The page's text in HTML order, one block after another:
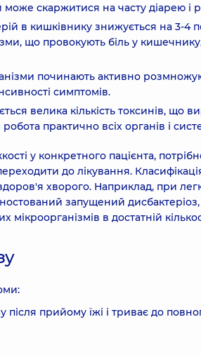
скаржитися на часту діарею і
в кишківнику знижується на 3-4
що провокують біль у
починають активно
симптомів.
велика кількість токсинів, що
практично всіх органів і
у конкретного пацієнта,
до лікування.
хворого. Наприклад, при
запущений
в достатній
після прийому їжі і триває до